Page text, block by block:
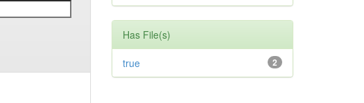
Has File(s)
2
true